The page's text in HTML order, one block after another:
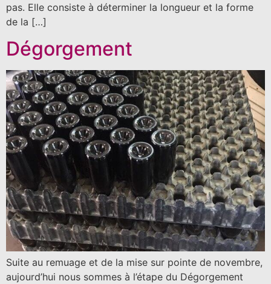
pas. Elle consiste à déterminer la longueur et la forme
de la […]
Dégorgement
Suite au remuage et de la mise sur pointe de novembre,
aujourd’hui nous sommes à l’étape du Dégorgement